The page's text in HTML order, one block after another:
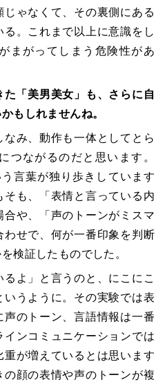
ゃなくて、その裏側にある
。これまで以上に意識をし
まがってしまう危険性があ
「美男美女」も、さらに自
もしれませんね。
み、動作も一体としてとら
つながるのだと思います。
言葉が独り歩きしています
も、「表情と言っている内
や、「声のトーンがミスマ
わせで、何が一番印象を判断
検証したものでした。
よ」と言うのと、にこにこ
うように。その実験では表
のトーン、言語情報は一番
ンコミュニケーションでは
が増えているとは思います
顔の表情や声のトーンが複